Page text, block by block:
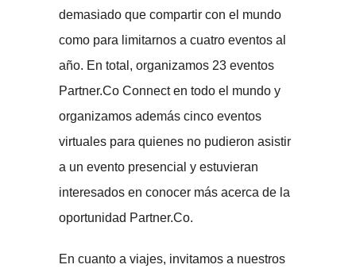
demasiado que compartir con el mundo
como para limitarnos a cuatro eventos al
año. En total, organizamos 23 eventos
Partner.Co Connect en todo el mundo y
organizamos además cinco eventos
virtuales para quienes no pudieron asistir
a un evento presencial y estuvieran
interesados ​​en conocer más acerca de la
oportunidad Partner.Co.
En cuanto a viajes, invitamos a nuestros